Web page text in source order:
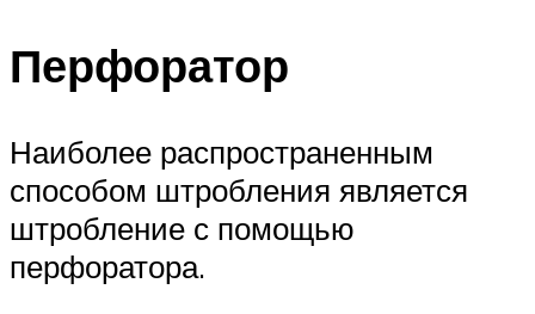
Перфоратор
Наиболее распространенным
способом штробления является
штробление с помощью
перфоратора.